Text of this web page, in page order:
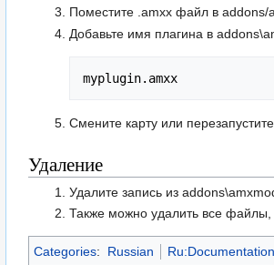
Поместите .amxx файл в addons/
Добавьте имя плагина в
myplugin.amxx
Смените карту или
Удаление
Удалите запись из
Также можно удалить все
Categories: Russian